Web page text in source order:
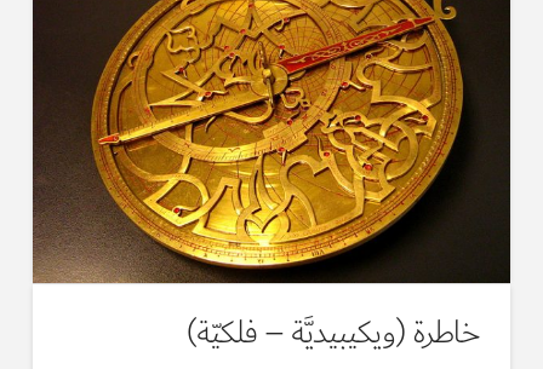
خاطرة (ويكيبيديَّة – فلكيّة)